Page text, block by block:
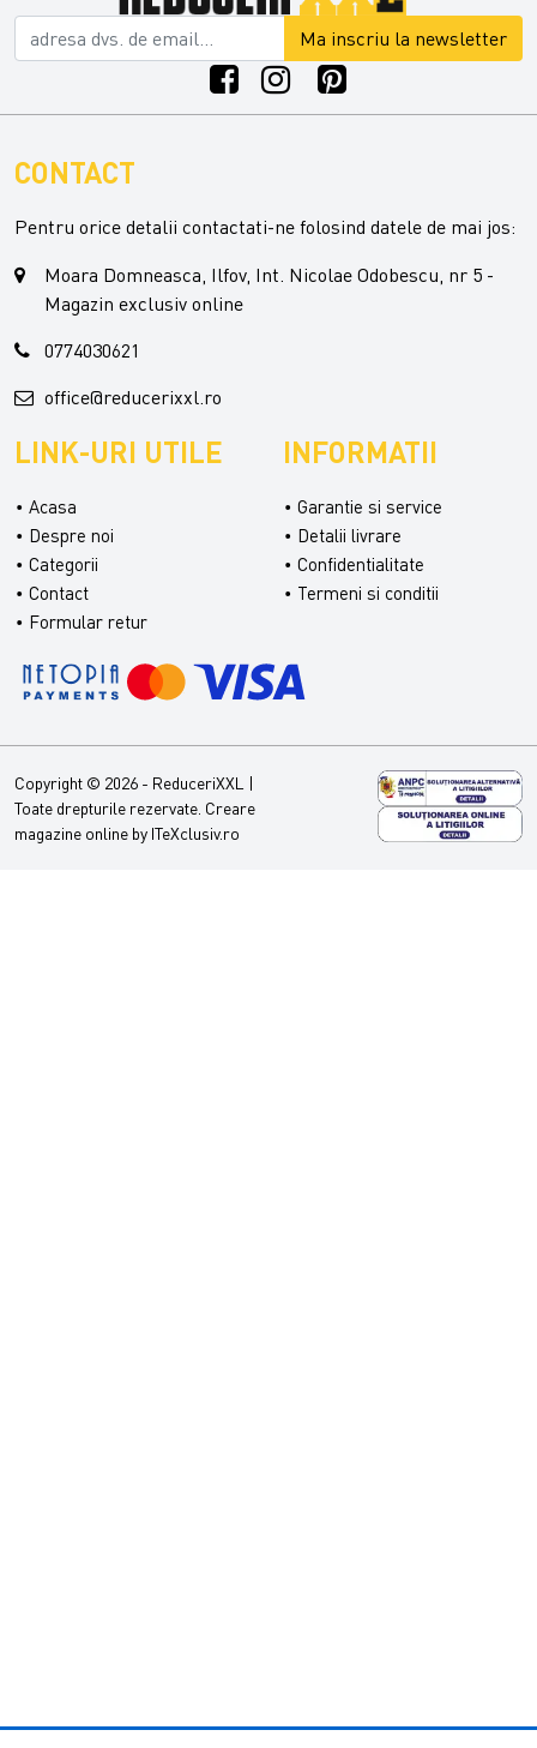
Ma inscriu la newsletter
CONTACT
Pentru orice detalii contactati-ne folosind datele de mai jos:
Moara Domneasca, Ilfov, Int. Nicolae Odobescu, nr 5 -
Magazin exclusiv online
0774030621
office@reducerixxl.ro
LINK-URI UTILE
Acasa
Despre noi
Categorii
Contact
Formular retur
INFORMATII
Garantie si service
Detalii livrare
Confidentialitate
Termeni si conditii
Copyright © 2026 - ReduceriXXL |
Toate drepturile rezervate. Creare
magazine online by ITeXclusiv.ro